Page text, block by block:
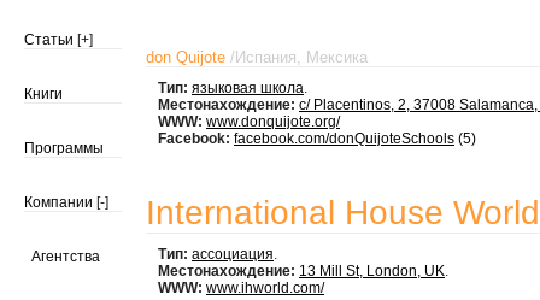
Статьи [+]
Книги
Программы
Компании [-]
Агентства
don Quijote /Испания, Мексика
Тип: языковая школа.
Местонахождение: c/ Placentinos, 2, 37008
WWW: www.donquijote.org/
Facebook: facebook.com/donQuijoteSchools (5)
International House
Тип: ассоциация.
Местонахождение: 13 Mill St, London, UK.
WWW: www.ihworld.com/